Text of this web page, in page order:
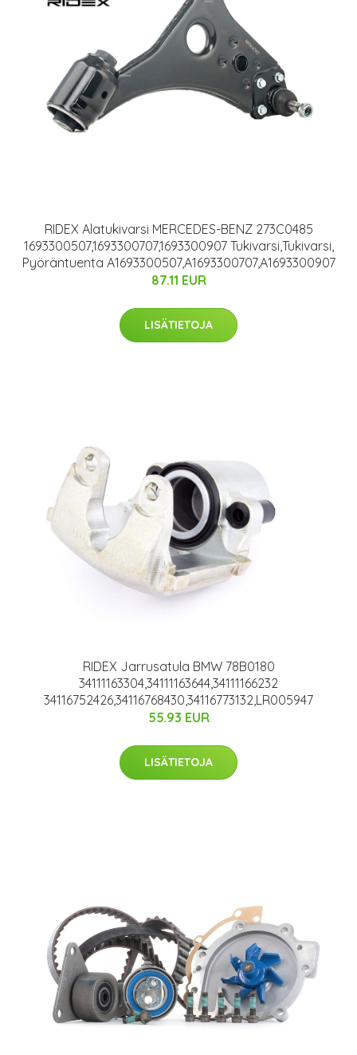
RIDEX Alatukivarsi MERCEDES-BENZ 273C0485
1693300507,1693300707,1693300907 Tukivarsi,Tukivarsi,
Pyöräntuenta A1693300507,A1693300707,A1693300907
87.11 EUR
LISÄTIETOJA
RIDEX Jarrusatula BMW 78B0180
34111163304,34111163644,34111166232
34116752426,34116768430,34116773132,LR005947
55.93 EUR
LISÄTIETOJA